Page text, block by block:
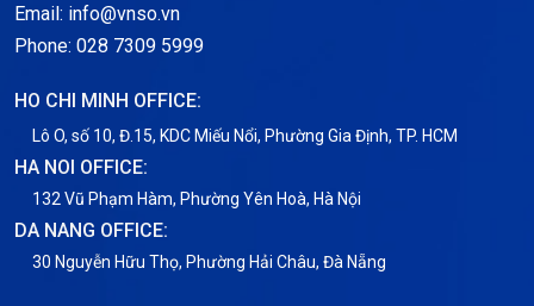
Email: info@vnso.vn
Phone: 028 7309 5999
HO CHI MINH OFFICE:
Lô O, số 10, Đ.15, KDC Miếu Nổi, Phường Gia Định, TP. HCM
HA NOI OFFICE:
132 Vũ Phạm Hàm, Phường Yên Hoà, Hà Nội
DA NANG OFFICE:
30 Nguyễn Hữu Thọ, Phường Hải Châu, Đà Nẵng